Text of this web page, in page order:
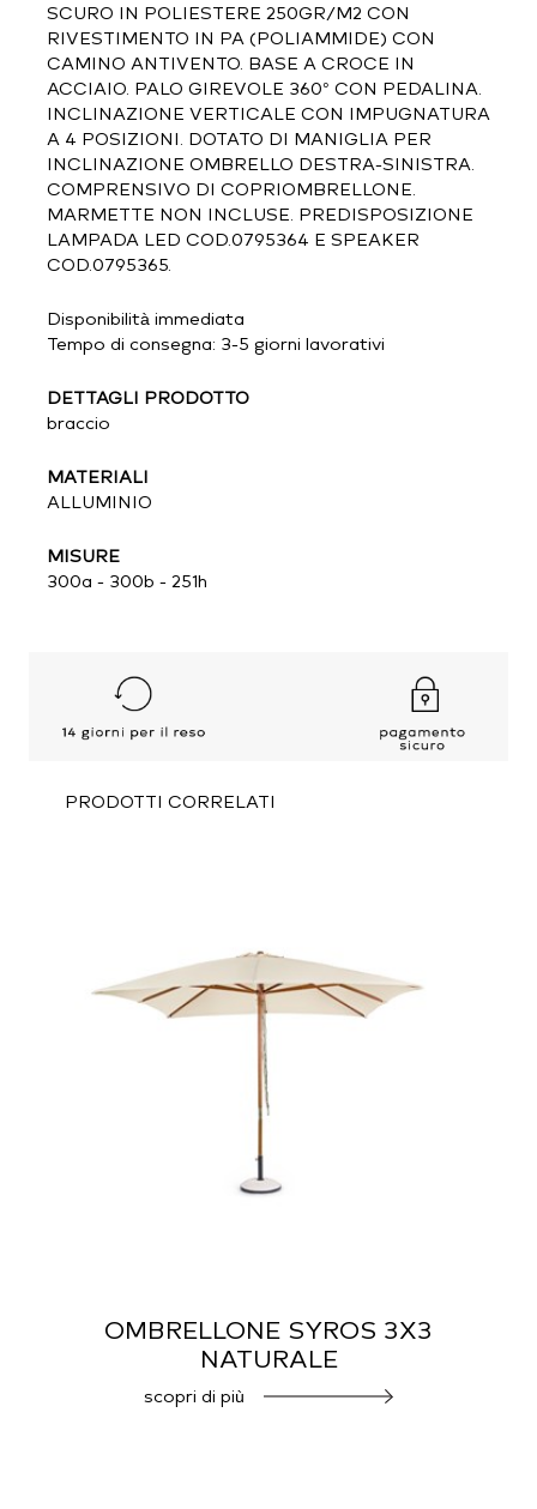
SCURO IN POLIESTERE 250GR/M2 CON
RIVESTIMENTO IN PA (POLIAMMIDE) CON
CAMINO ANTIVENTO. BASE A CROCE IN
ACCIAIO. PALO GIREVOLE 360° CON PEDALINA.
INCLINAZIONE VERTICALE CON IMPUGNATURA
A 4 POSIZIONI. DOTATO DI MANIGLIA PER
INCLINAZIONE OMBRELLO DESTRA-SINISTRA.
COMPRENSIVO DI COPRIOMBRELLONE.
MARMETTE NON INCLUSE. PREDISPOSIZIONE
LAMPADA LED COD.0795364 E SPEAKER
COD.0795365.
Disponibilità immediata
Tempo di consegna: 3-5 giorni lavorativi
DETTAGLI PRODOTTO
braccio
MATERIALI
ALLUMINIO
MISURE
300a - 300b - 251h
PRODOTTI CORRELATI
OMBRELLONE SYROS 3X3
NATURALE
scopri di più